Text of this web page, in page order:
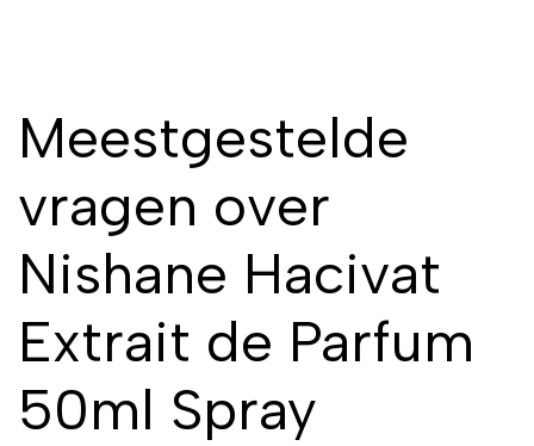
Meestgestelde
vragen over
Nishane Hacivat
Extrait de Parfum
50ml Spray